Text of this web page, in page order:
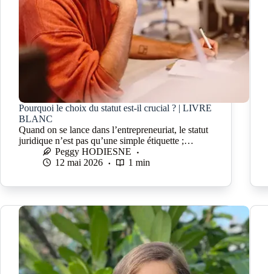
Pourquoi le choix du statut est-il crucial ? | LIVRE
BLANC
Quand on se lance dans l’entrepreneuriat, le statut
juridique n’est pas qu’une simple étiquette ;…
Peggy HODIESNE
12 mai 2026
1 min